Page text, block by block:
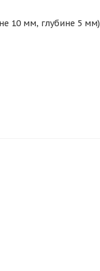
10 мм, глубине 5 мм)